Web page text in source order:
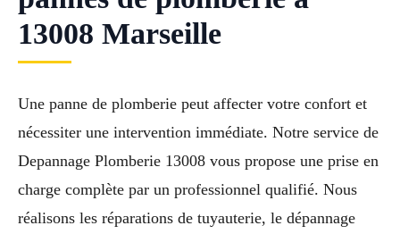
13008 Marseille
Une panne de plomberie peut affecter votre confort et
nécessiter une intervention immédiate. Notre service de
Depannage Plomberie 13008 vous propose une prise en
charge complète par un professionnel qualifié. Nous
réalisons les réparations de tuyauterie, le dépannage